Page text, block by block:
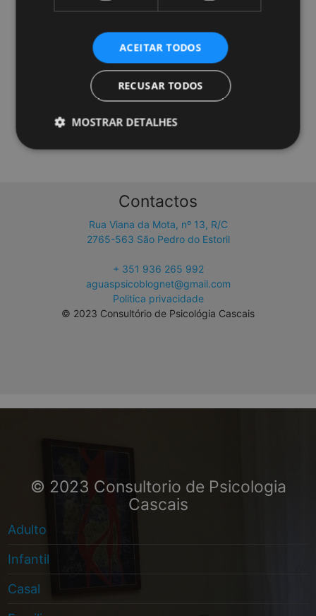
Contactos
Rua Viana da Mota, nº 13, R/C
2765-563 São Pedro do Estoril
+ 351 936 265 992
aguaspsicoblognet@gmail.com
Politica privacidade
© 2023 Consultório de Psicológia Cascais
© 2023 Consultorio de Psicologia
Cascais
Adulto
Infantil
Casal
ACEITAR TODOS
RECUSAR TODOS
MOSTRAR DETALHES